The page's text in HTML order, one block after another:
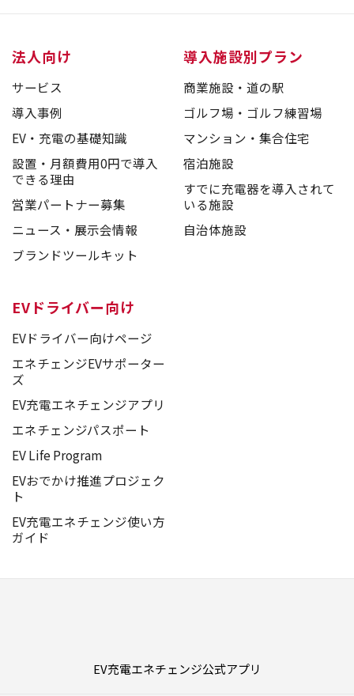
法人向け
サービス
導入事例
EV・充電の基礎知識
設置・月額費用0円で導入
できる理由
営業パートナー募集
ニュース・展示会情報
ブランドツールキット
導入施設別プラン
商業施設・道の駅
ゴルフ場・ゴルフ練習場
マンション・集合住宅
宿泊施設
すでに充電器を導入されて
いる施設
自治体施設
EVドライバー向け
EVドライバー向けページ
エネチェンジEVサポーター
ズ
EV充電エネチェンジアプリ
エネチェンジパスポート
EV Life Program
EVおでかけ推進プロジェク
ト
EV充電エネチェンジ使い方
ガイド
EV充電エネチェンジ公式アプリ